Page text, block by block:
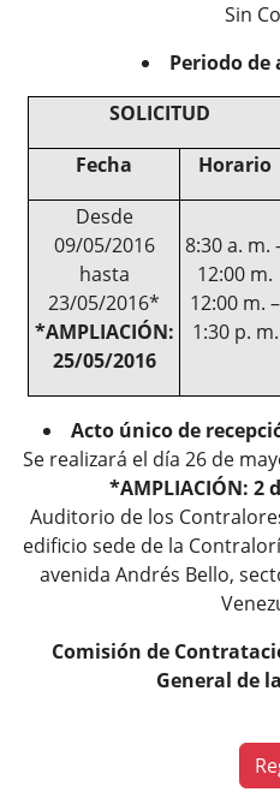
Sin
Periodo
SOLICITUD
Fecha
Horario
Desde
09/05/2016
hasta
23/05/2016*
*AMPLIACIÓN:
25/05/2016
8:30 a. m.
12:00 m.
12:00 m. –
1:30 p. m.
Acto único de
Se realizará el día 26 de
*AMPLIACIÓN: 2
Auditorio de los
edificio sede de la
avenida Andrés Bello,
Comisión de
General de